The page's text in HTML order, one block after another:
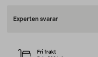
Experten svarar
Fri frakt